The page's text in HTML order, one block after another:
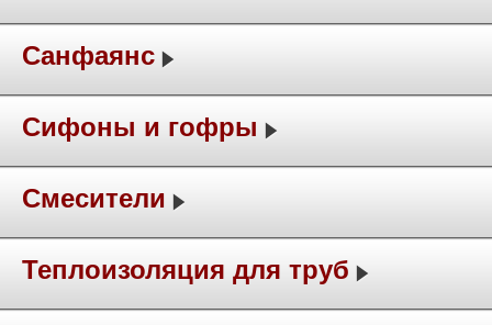
Санфаянс
Сифоны и гофры
Смесители
Теплоизоляция для труб